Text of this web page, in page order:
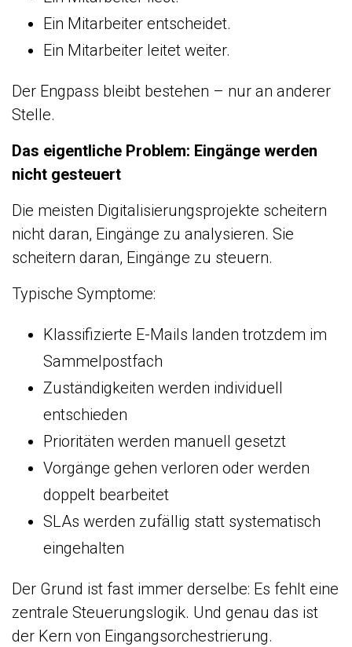
Ein Mitarbeiter entscheidet.
Ein Mitarbeiter leitet weiter.
Der Engpass bleibt bestehen – nur an anderer
Stelle.
Das eigentliche Problem: Eingänge werden
nicht gesteuert
Die meisten Digitalisierungsprojekte scheitern
nicht daran, Eingänge zu analysieren. Sie
scheitern daran, Eingänge zu steuern.
Typische Symptome:
Klassifizierte E-Mails landen trotzdem im
Sammelpostfach
Zuständigkeiten werden individuell
entschieden
Prioritäten werden manuell gesetzt
Vorgänge gehen verloren oder werden
doppelt bearbeitet
SLAs werden zufällig statt systematisch
eingehalten
Der Grund ist fast immer derselbe: Es fehlt eine
zentrale Steuerungslogik. Und genau das ist
der Kern von Eingangsorchestrierung.